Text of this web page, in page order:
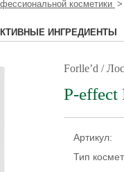
косметики
ИНГРЕДИЕНТЫ
Forlle’d /
P-
Артикул:
Тип